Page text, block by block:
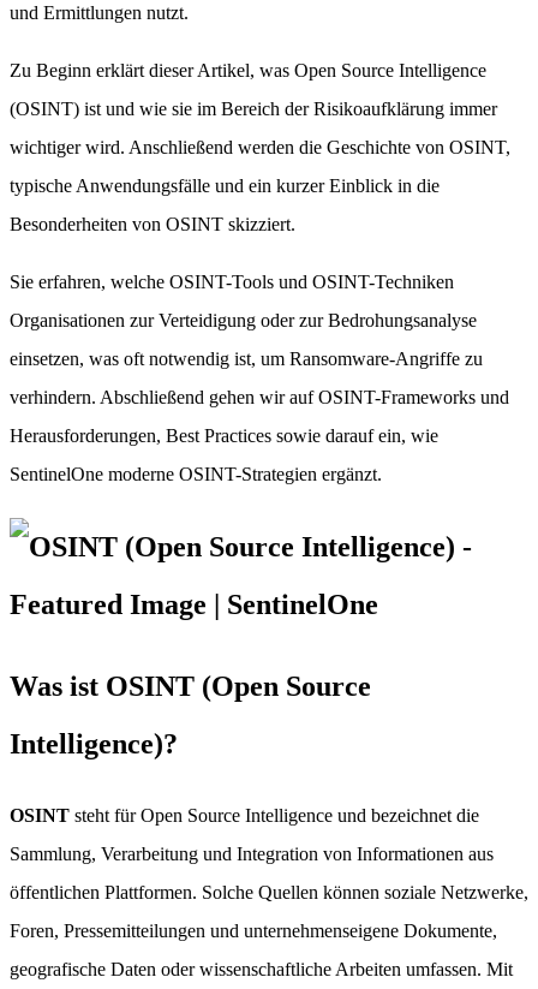
und Ermittlungen nutzt.
Zu Beginn erklärt dieser Artikel, was Open Source Intelligence
(OSINT) ist und wie sie im Bereich der Risikoaufklärung immer
wichtiger wird. Anschließend werden die Geschichte von OSINT,
typische Anwendungsfälle und ein kurzer Einblick in die
Besonderheiten von OSINT skizziert.
Sie erfahren, welche OSINT-Tools und OSINT-Techniken
Organisationen zur Verteidigung oder zur Bedrohungsanalyse
einsetzen, was oft notwendig ist, um Ransomware-Angriffe zu
verhindern. Abschließend gehen wir auf OSINT-Frameworks und
Herausforderungen, Best Practices sowie darauf ein, wie
SentinelOne moderne OSINT-Strategien ergänzt.
Was ist OSINT (Open Source
Intelligence)?
OSINT steht für Open Source Intelligence und bezeichnet die
Sammlung, Verarbeitung und Integration von Informationen aus
öffentlichen Plattformen. Solche Quellen können soziale Netzwerke,
Foren, Pressemitteilungen und unternehmenseigene Dokumente,
geografische Daten oder wissenschaftliche Arbeiten umfassen. Mit